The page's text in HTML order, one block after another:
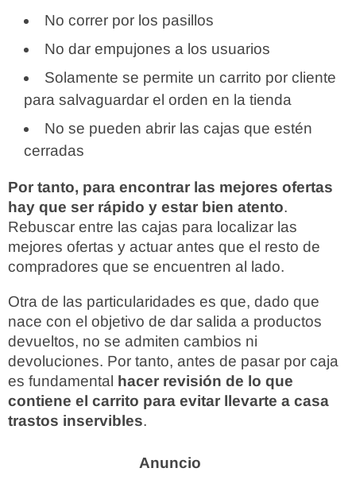
No correr por los pasillos
No dar empujones a los usuarios
Solamente se permite un carrito por cliente
para salvaguardar el orden en la tienda
No se pueden abrir las cajas que estén
cerradas
Por tanto, para encontrar las mejores ofertas
hay que ser rápido y estar bien atento.
Rebuscar entre las cajas para localizar las
mejores ofertas y actuar antes que el resto de
compradores que se encuentren al lado.
Otra de las particularidades es que, dado que
nace con el objetivo de dar salida a productos
devueltos, no se admiten cambios ni
devoluciones. Por tanto, antes de pasar por caja
es fundamental hacer revisión de lo que
contiene el carrito para evitar llevarte a casa
trastos inservibles.